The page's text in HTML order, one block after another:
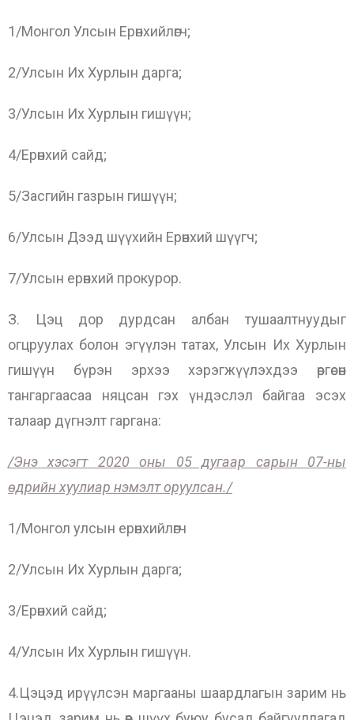
1/Монгол Улсын Ерөнхийлөгч;
2/Улсын Их Хурлын дарга;
3/Улсын Их Хурлын гишүүн;
4/Ерөнхий сайд;
5/Засгийн газрын гишүүн;
6/Улсын Дээд шүүхийн Ерөнхий шүүгч;
7/Улсын ерөнхий прокурор.
З. Цэц дор дурдсан албан тушаалтнуудыг
огцруулах болон эгүүлэн татах, Улсын Их Хурлын
гишүүн бүрэн эрхээ хэрэгжүүлэхдээ өргөсөн
тангаргаасаа няцсан гэх үндэслэл байгаа эсэх
талаар дүгнэлт гаргана:
/Энэ хэсэгт 2020 оны 05 дугаар сарын 07-ны
өдрийн хуулиар нэмэлт оруулсан./
1/Монгол улсын ерөнхийлөгч
2/Улсын Их Хурлын дарга;
3/Ерөнхий сайд;
4/Улсын Их Хурлын гишүүн.
4.Цэцэд ирүүлсэн маргааны шаардлагын зарим нь